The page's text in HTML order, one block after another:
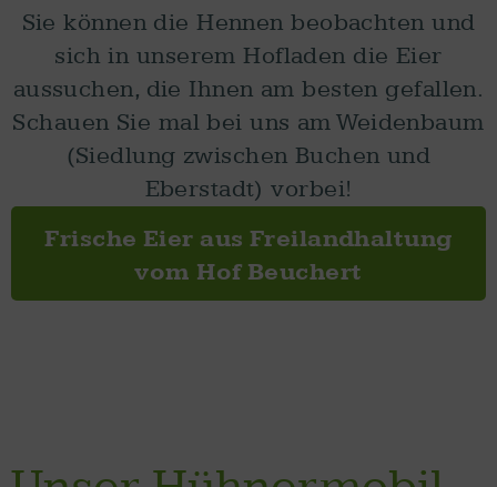
Sie können die Hennen beobachten und
sich in unserem Hofladen die Eier
aussuchen, die Ihnen am besten gefallen.
Schauen Sie mal bei uns am Weidenbaum
(Siedlung zwischen Buchen und
Eberstadt) vorbei!
Frische Eier aus Freilandhaltung
vom Hof Beuchert